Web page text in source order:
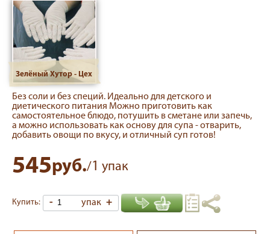
Зелёный Хутор - Цех
Без соли и без специй. Идеально для детского и
диетического питания Можно приготовить как
самостоятельное блюдо, потушить в сметане или запечь,
а можно использовать как основу для супа - отварить,
добавить овощи по вкусу, и отличный суп готов!
545руб./1 упак
Купить: - упак +